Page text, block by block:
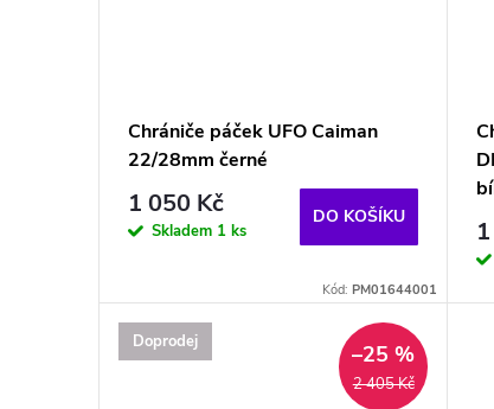
Chrániče páček UFO Caiman
22/28mm černé
1 050 Kč
Skladem 1 ks
DO KOŠÍKU
Kód:PM01644001
Doprodej
2 405 Kč
–25 %